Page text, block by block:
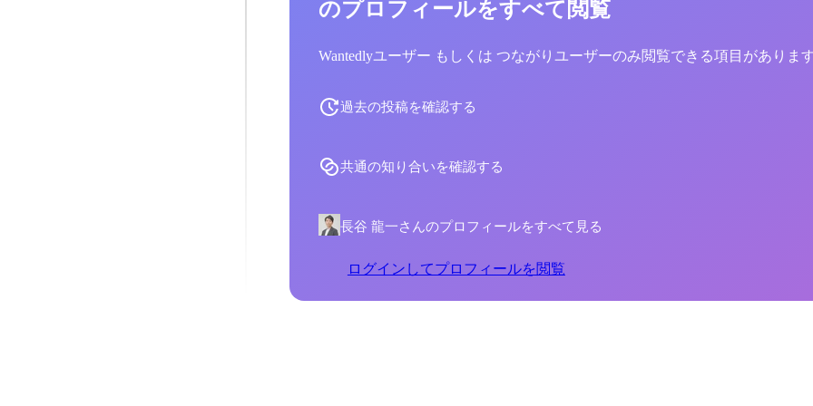
のプロフィールをすべて閲覧
Wantedlyユーザー もしくは つながりユーザーのみ閲覧できる項目がありま
過去の投稿を確認する
共通の知り合いを確認する
長谷 龍一さんのプロフィールをすべて見る
ログインしてプロフィールを閲覧